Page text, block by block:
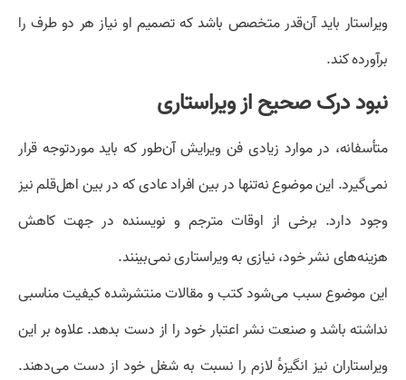
ویراستار باید آن‌قدر متخصص باشد که تصمیم او نیاز هر دو طرف را
برآورده کند.
نبود درک صحیح از ویراستاری
متأسفانه، در موارد زیادی فن ویرایش آن‌طور که باید موردتوجه قرار
نمی‌گیرد. این موضوع نه‌تنها در بین افراد عادی که در بین اهل‌قلم نیز
وجود دارد. برخی از اوقات مترجم و نویسنده در جهت کاهش
هزینه‌های نشر خود، نیازی به ویراستاری نمی‌بینند.
این موضوع سبب می‌شود کتب و مقالات منتشرشده کیفیت مناسبی
نداشته باشد و صنعت نشر اعتبار خود را از دست بدهد. علاوه بر این
ویراستاران نیز انگیزهٔ لازم را نسبت به شغل خود از دست می‌دهند.